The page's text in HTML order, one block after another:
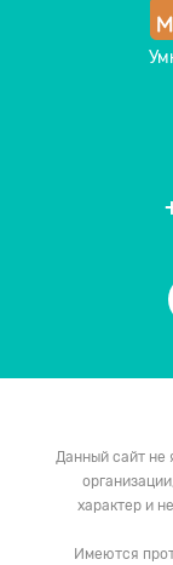
Данный сайт не
характер и
Имеются